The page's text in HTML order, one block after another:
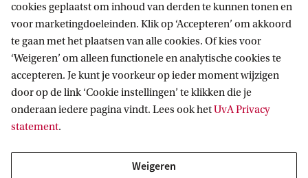
cookies geplaatst om inhoud van derden te kunnen tonen en
voor marketingdoeleinden. Klik op ‘Accepteren’ om akkoord
te gaan met het plaatsen van alle cookies. Of kies voor
‘Weigeren’ om alleen functionele en analytische cookies te
accepteren. Je kunt je voorkeur op ieder moment wijzigen
door op de link ‘Cookie instellingen’ te klikken die je
onderaan iedere pagina vindt. Lees ook hetUvA Privacy
statement.
Weigeren